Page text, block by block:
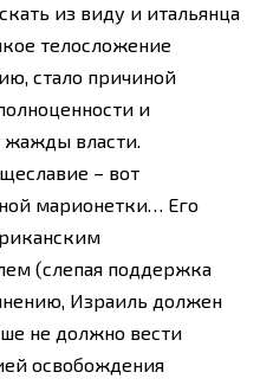
из виду и итальянца
телосложение
стало причиной
и
жажды власти.
– вот
марионетки… Его
(слепая поддержка
Израиль должен
не должно вести
освобождения